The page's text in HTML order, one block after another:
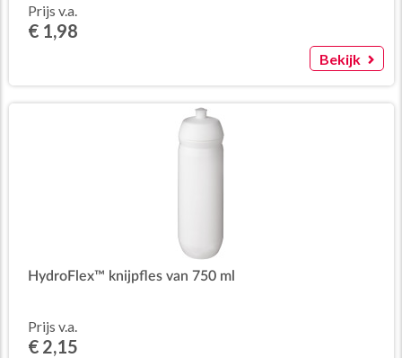
Prijs v.a.
€ 1,98
Bekijk
HydroFlex™ knijpfles van 750 ml
Prijs v.a.
€ 2,15